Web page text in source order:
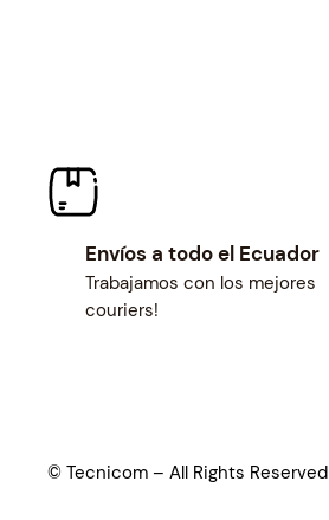
Envíos a todo el Ecuador
Trabajamos con los mejores
couriers!
© Tecnicom – All Rights Reserved